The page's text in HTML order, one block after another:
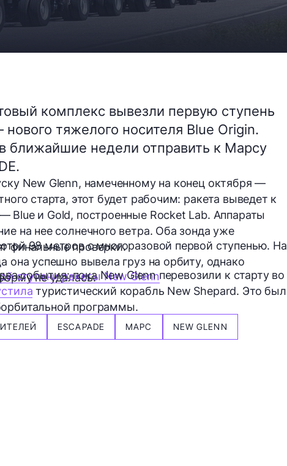
комплекс вывезли первую ступень
тяжелого носителя Blue Origin.
ближайшие недели отправить к Марсу
New Glenn, намеченному на конец октября —
старта, этот будет рабочим: ракета выведет к
Blue и Gold, построенные Rocket Lab. Аппараты
на нее солнечного ветра. Оба зонда уже
финальные проверки.
98 метров с многоразовой первой ступенью. На
она успешно вывела груз на орбиту, однако
не удалась.
ступени ракеты New Glenn
события: пока New Glenn перевозили к старту во
туристический корабль New Shepard. Это был
программы.
ESCAPADE МАРС NEW GLENN